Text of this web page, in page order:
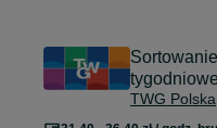
tygodniowe
TWG Polska